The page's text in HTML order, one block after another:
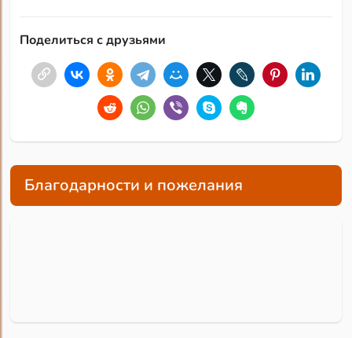
Поделиться с друзьями
Благодарности и пожелания